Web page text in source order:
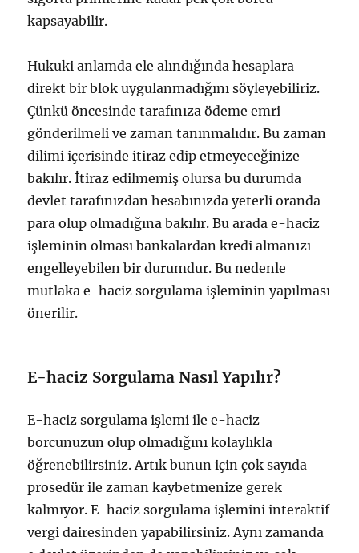
kapsayabilir.
Hukuki anlamda ele alındığında hesaplara
direkt bir blok uygulanmadığını söyleyebiliriz.
Çünkü öncesinde tarafınıza ödeme emri
gönderilmeli ve zaman tanınmalıdır. Bu zaman
dilimi içerisinde itiraz edip etmeyeceğinize
bakılır. İtiraz edilmemiş olursa bu durumda
devlet tarafınızdan hesabınızda yeterli oranda
para olup olmadığına bakılır. Bu arada e-haciz
işleminin olması bankalardan kredi almanızı
engelleyebilen bir durumdur. Bu nedenle
mutlaka e-haciz sorgulama işleminin yapılması
önerilir.
E-haciz Sorgulama Nasıl Yapılır?
E-haciz sorgulama işlemi ile e-haciz
borcunuzun olup olmadığını kolaylıkla
öğrenebilirsiniz. Artık bunun için çok sayıda
prosedür ile zaman kaybetmenize gerek
kalmıyor. E-haciz sorgulama işlemini interaktif
vergi dairesinden yapabilirsiniz. Aynı zamanda